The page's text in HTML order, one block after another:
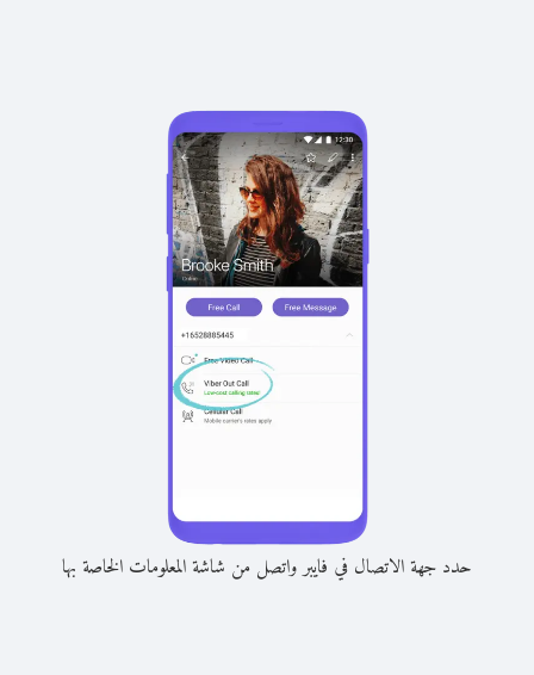
حدد جهة الاتصال في فايبر واتصل من شاشة المعلومات الخاصة بها